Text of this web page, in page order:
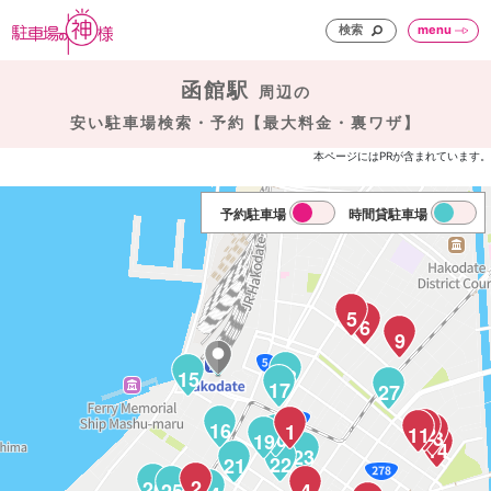
検索 menu
函館駅
周辺の
安い駐車場検索・予約【最大料金・裏ワザ】
本ページにはPRが含まれています。
27
23
22
21
20
19
18
17
16
15
14
13
12
11
9
6
5
1
予約駐車場 時間貸駐車場